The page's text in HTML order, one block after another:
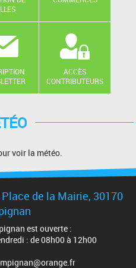
ACCÈS
CONTRIBUTEURS
voir la météo.
de la Mairie, 30170
est ouverte :
: de 08h00 à 12h00